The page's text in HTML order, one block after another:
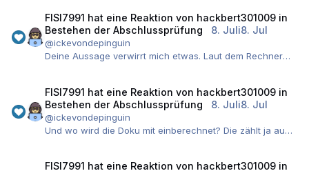
FISI7991 hat eine Reaktion von hackbert301009in
Bestehen der Abschlussprüfung
8. Juli8. Jul
@ickevondepinguin
Deine Aussage verwirrt mich etwas. Laut dem Rechner
als zwei Notenblöcke anzusehen. Es gibt somit 5
Prüfungsbereiche (AP1, Konzeption und Administration
von IT-Systemen, Analyse und Entwicklung von
Netzwerken, Wirtschafts- und Sozialkunde (WiSo),
FISI7991 hat eine Reaktion von hackbert301009in
Bestehen der Abschlussprüfung
8. Juli8. Jul
@ickevondepinguin
Und wo wird die Doku mit einberechnet? Die zählt ja auch
FISI7991 hat eine Reaktion von hackbert301009in